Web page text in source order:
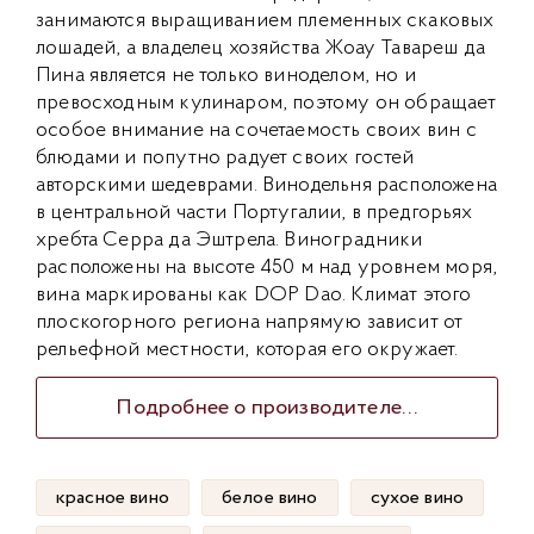
занимаются выращиванием племенных скаковых
лошадей, а владелец хозяйства Жоау Тавареш да
Пина является не только виноделом, но и
превосходным кулинаром, поэтому он обращает
особое внимание на сочетаемость своих вин с
блюдами и попутно радует своих гостей
авторскими шедеврами. Винодельня расположена
в центральной части Португалии, в предгорьях
хребта Серра да Эштрела. Виноградники
расположены на высоте 450 м над уровнем моря,
вина маркированы как DOP Dao. Климат этого
плоскогорного региона напрямую зависит от
рельефной местности, которая его окружает.
Подробнее о производителе...
красное вино белое вино
сухое вино